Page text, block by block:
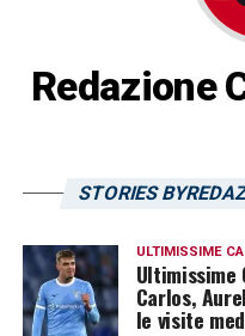
Redazione
STORIES
ULTIMISSIME
Ultimissime
Carlos,
le visite